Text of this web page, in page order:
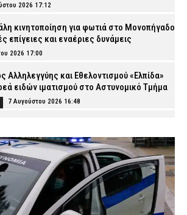
2026 17:12
κινητοποίηση για φωτιά στο Μονοπήγαδο
επίγειες και εναέριες δυνάμεις
2026 17:00
Αλληλεγγύης και Εθελοντισμού «Ελπίδα»
ειδών ιματισμού στο Αστυνομικό Τμήμα
7 Αυγούστου 2026 16:48
2026 16:35
δύο άνδρες που διέρρηξαν ΙΧ και άρπαξαν
άνω των 19.000 ευρώ
2026 16:23